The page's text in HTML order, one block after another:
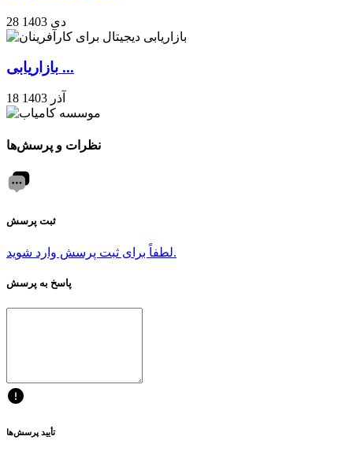
28 دی 1403
بازاریابی ...
18 آذر 1403
نظرات و پرسش‌ها
ثبت پرسش
لطفاً برای ثبت پرسش وارد شوید.
پاسخ به پرسش
تأیید پرسش‌ها